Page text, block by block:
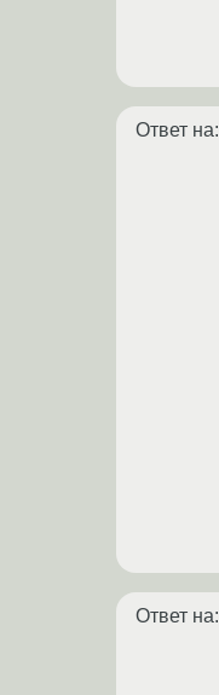
Ответ на:
Ответ на: